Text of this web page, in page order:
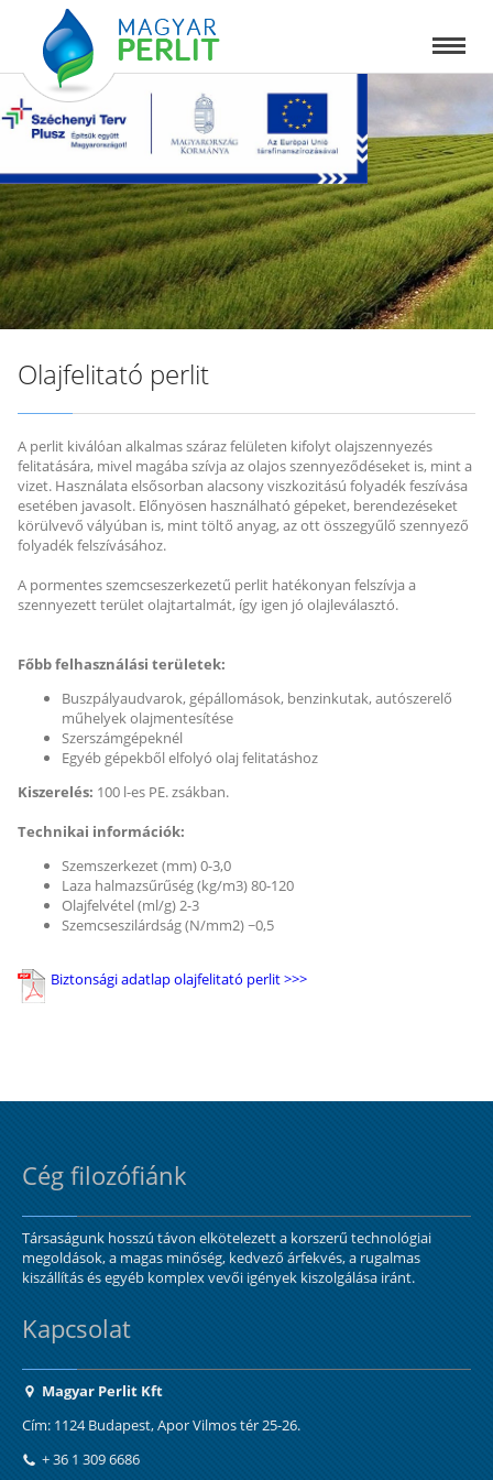
Olajfelitató perlit
A perlit kiválóan alkalmas száraz felületen kifolyt olajszennyezés
felitatására, mivel magába szívja az olajos szennyeződéseket is, mint a
vizet. Használata elsősorban alacsony viszkozitású folyadék feszívása
esetében javasolt. Előnyösen használható gépeket, berendezéseket
körülvevő vályúban is, mint töltő anyag, az ott összegyűlő szennyező
folyadék felszívásához.
A pormentes szemcseszerkezetű perlit hatékonyan felszívja a
szennyezett terület olajtartalmát, így igen jó olajleválasztó.
Főbb felhasználási területek:
Buszpályaudvarok, gépállomások, benzinkutak, autószerelő
műhelyek olajmentesítése
Szerszámgépeknél
Egyéb gépekből elfolyó olaj felitatáshoz
Kiszerelés: 100 l-es PE. zsákban.
Technikai információk:
Szemszerkezet (mm) 0-3,0
Laza halmazsűrűség (kg/m3) 80-120
Olajfelvétel (ml/g) 2-3
Szemcseszilárdság (N/mm2) ~0,5
Biztonsági adatlap olajfelitató perlit >>>
Cég filozófiánk
Társaságunk hosszú távon elkötelezett a korszerű technológiai
megoldások, a magas minőség, kedvező árfekvés, a rugalmas
kiszállítás és egyéb komplex vevői igények kiszolgálása iránt.
Kapcsolat
Magyar Perlit Kft
Cím: 1124 Budapest, Apor Vilmos tér 25-26.
+ 36 1 309 6686